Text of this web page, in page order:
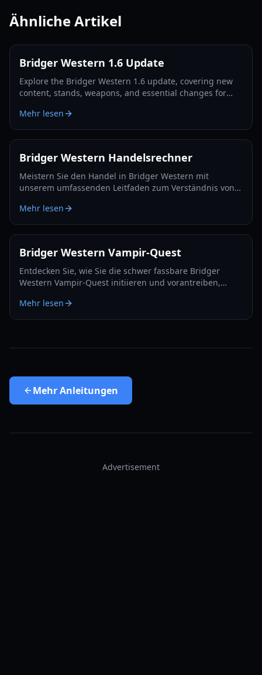
Ähnliche Artikel
Bridger Western 1.6 Update
Explore the Bridger Western 1.6 update, covering new
content, stands, weapons, and essential changes for
Mehr lesen
Bridger Western Handelsrechner
Meistern Sie den Handel in Bridger Western mit
unserem umfassenden Leitfaden zum Verständnis von
fundierten Tausch-Entscheidungen.
Mehr lesen
Bridger Western Vampir-Quest
Entdecken Sie, wie Sie die schwer fassbare Bridger
Western Vampir-Quest initiieren und vorantreiben,
versteckte Spawns finden.
Mehr lesen
MehrAnleitungen
Advertisement